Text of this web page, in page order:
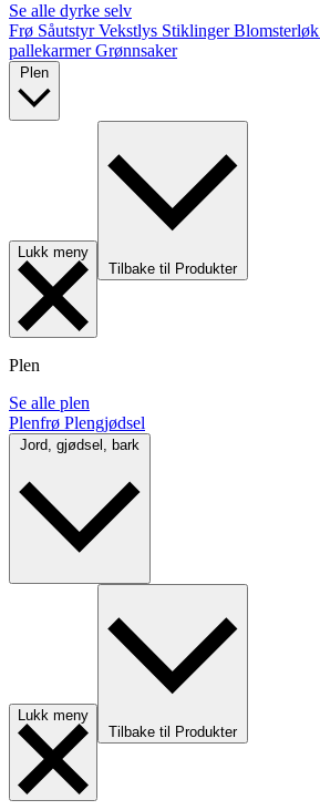
Se alle dyrke selv
Frø SåutstyrVekstlys StiklingerBlomsterløk
pallekarmerGrønnsaker
Lukk meny
Tilbake til Produkter
Plen
Se alle plen
Plenfrø Plengjødsel
Lukk meny
Tilbake til Produkter